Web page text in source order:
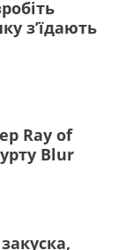
з’їдають
Ray of
Blur